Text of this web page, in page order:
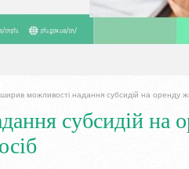
можливості надання субсидій на оренду
субсидій на